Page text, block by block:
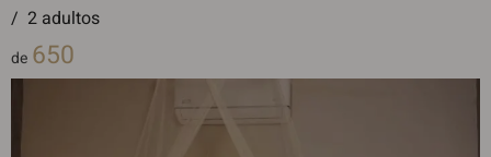
/ 2 adultos
de 650